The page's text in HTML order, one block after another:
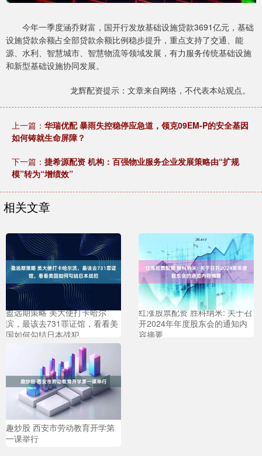
今年一季度涵乔财富，国开行发放基础设施贷款3691亿元，基础
设施贷款余额占全部贷款余额比例稳步提升，重点支持了交通、能
源、水利、智慧城市、智慧物流等领域发展，有力服务传统基础设施
和新型基础设施协同发展。
龙辉配资提示：文章来自网络，不代表本站观点。
上一篇： 华瑞优配 暴雨失控稳停应急道，领克09EM-P的安全基因
如何铸就生命屏障？
下一篇： 捷希源配资 机构：百强物业服务企业发展策略由“扩规
模”转为“增绩效”
相关文章
盈远期策略 美大使打卡哈尔
滨，最该去731罪证馆，看看美
国如何勾结日本战犯
红涨股票配资 胜科纳米: 关于召
开2024年年度股东会的通知内
容摘要
趣炒股 西安市劳动教育开学第
一课举行